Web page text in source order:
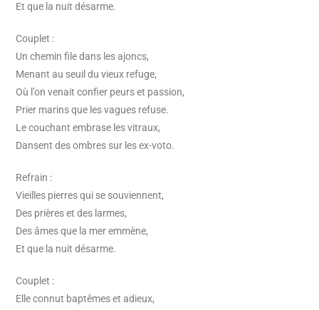
Et que la nuit désarme.
Couplet :
Un chemin file dans les ajoncs,
Menant au seuil du vieux refuge,
Où l’on venait confier peurs et passion,
Prier marins que les vagues refuse.
Le couchant embrase les vitraux,
Dansent des ombres sur les ex-voto.
Refrain :
Vieilles pierres qui se souviennent,
Des prières et des larmes,
Des âmes que la mer emmène,
Et que la nuit désarme.
Couplet :
Elle connut baptêmes et adieux,